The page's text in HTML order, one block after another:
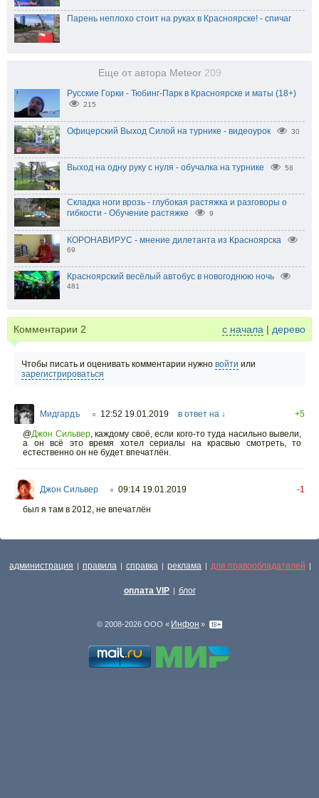
Парень неплохо стоит на руках в Красноярске! - спичаг
Еще от автора Meteor 209
Русские Горки - Тюбинг-Парк в Красноярске и маты (18+)
215
Офицерский Выход Силой на турнике - видеоурок 30
Выход на одну руку с нуля - обучалка на турнике 58
Складка ноги врозь - глубокая растяжка и разговоры о
гибкости - Обучение растяжке
9
КОРОНАВИРУС - мнение дилетанта из Красноярска
69
Красноярский весёлый автобус в новогоднюю ночь
481
Комментарии 2 с начала | дерево
Чтобы писать и оценивать комментарии нужно войти или
зарегистрироваться
Мидгардъ ○ 12:52 19.01.2019 в ответ на ↓
+5
@Джон Сильвер,каждому своё, если кого-то туда насильно вывели,
а он всё это время хотел сериалы на красвью смотреть, то
естественно он не будет впечатлён.
Джон Сильвер ○ 09:14 19.01.2019
-1
был я там в 2012, не впечатлён
администрация | правила | справка | реклама | для правообладателей |
оплата VIP | блог
© 2008-2026 ООО « Инфон »